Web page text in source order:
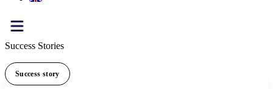
Success Stories
Success story